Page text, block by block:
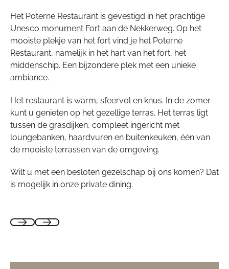
Het Poterne Restaurant is gevestigd in het prachtige
Unesco monument Fort aan de Nekkerweg. Op het
mooiste plekje van het fort vind je het Poterne
Restaurant, namelijk in het hart van het fort, het
middenschip. Een bijzondere plek met een unieke
ambiance.
Het restaurant is warm, sfeervol en knus. In de zomer
kunt u genieten op het gezellige terras. Het terras ligt
tussen de grasdijken, compleet ingericht met
loungebanken, haardvuren en buitenkeuken, één van
de mooiste terrassen van de omgeving.
Wilt u met een besloten gezelschap bij ons komen? Dat
is mogelijk in onze private dining.